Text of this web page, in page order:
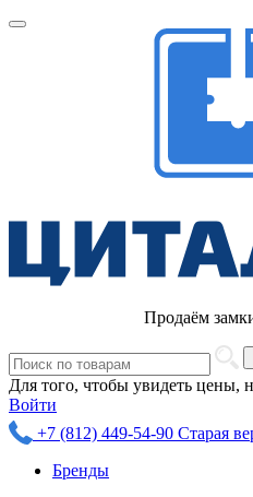
Продаём
Для того, чтобы увидеть цены,
Войти
+7 (812) 449-54-90 Старая
Бренды